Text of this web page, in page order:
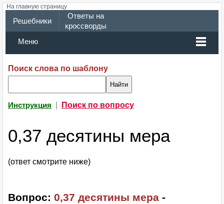
На главную страницу
Решебники
Ответы на
кроссворды
Меню
Поиск слова по шаблону
Инструкция Поиск по вопросу
0,37 десятины мера
(ответ смотрите ниже)
Вопрос: 0,37 десятины мера -